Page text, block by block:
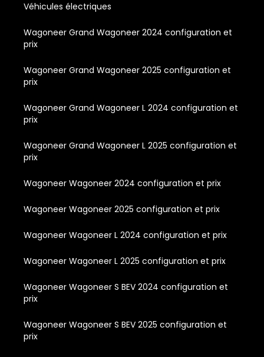
Véhicules électriques
Wagoneer Grand Wagoneer 2024 configuration et
prix
Wagoneer Grand Wagoneer 2025 configuration et
prix
Wagoneer Grand Wagoneer L 2024 configuration et
prix
Wagoneer Grand Wagoneer L 2025 configuration et
prix
Wagoneer Wagoneer 2024 configuration et prix
Wagoneer Wagoneer 2025 configuration et prix
Wagoneer Wagoneer L 2024 configuration et prix
Wagoneer Wagoneer L 2025 configuration et prix
Wagoneer Wagoneer S BEV 2024 configuration et
prix
Wagoneer Wagoneer S BEV 2025 configuration et
prix